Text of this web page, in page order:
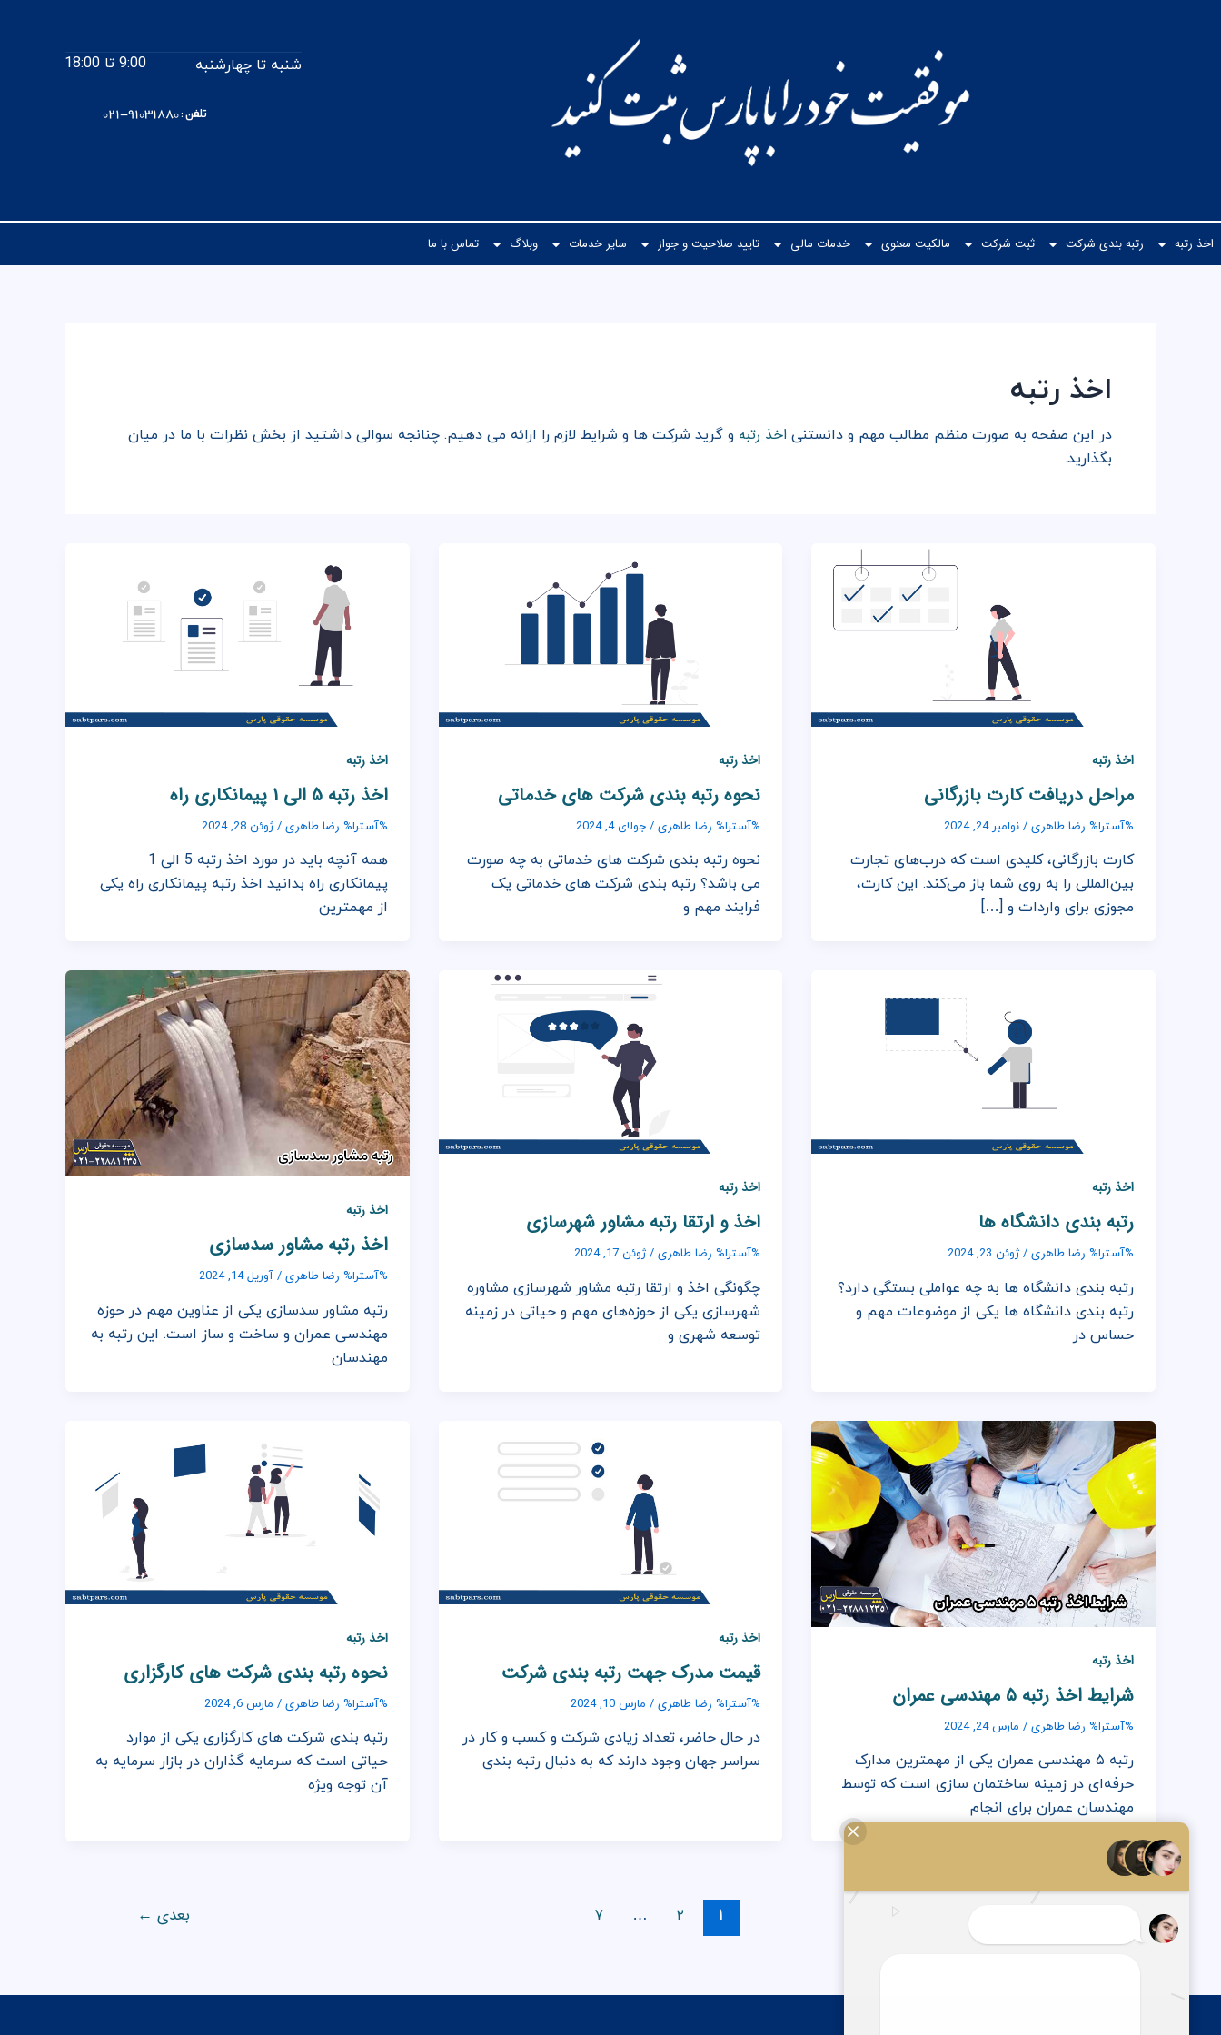
شنبه تا چهارشنبه 9:00 تا 18:00
تلفن : 91031880-021
اخذ رتبه رتبه بندی شرکت ثبت شرکت مالكیت معنوی خدمات مالی تایید صلاحیت و جواز سایر خدمات وبلاگ تماس با ما
اخذ رتبه
در این صفحه به صورت منظم مطالب مهم و دانستنی اخذ رتبه و گرید شرکت ها و شرایط لازم را ارائه می دهیم. چنانجه سوالی داشتید از بخش نظرات با ما در میان
بگذارید.
اخذ رتبه
مراحل دریافت کارت بازرگانی
%آسترا% رضا طاهری / نوامبر 24, 2024
کارت بازرگانی، کلیدی است که درب‌های تجارت
بین‌المللی را به روی شما باز می‌کند. این کارت،
مجوزی برای واردات و […]
اخذ رتبه
نحوه رتبه بندی شرکت های خدماتی
%آسترا% رضا طاهری / جولای 4, 2024
نحوه رتبه بندی شرکت های خدماتی به چه صورت
می باشد؟ رتبه بندی شرکت های خدماتی یک
فرایند مهم و
اخذ رتبه
اخذ رتبه 5 الی 1 پیمانکاری راه
%آسترا% رضا طاهری/ژوئن 28, 2024
همه آنچه باید در مورد اخذ رتبه 5 الی 1
پیمانکاری راه بدانید اخذ رتبه پیمانکاری راه یکی
از مهمترین
اخذ رتبه
رتبه بندی دانشگاه ها
%آسترا% رضا طاهری / ژوئن 23, 2024
رتبه بندی دانشگاه ها به چه عواملی بستگی دارد؟
رتبه بندی دانشگاه ها یکی از موضوعات مهم و
حساس در
اخذ رتبه
اخذ و ارتقا رتبه مشاور شهرسازی
%آسترا% رضا طاهری / ژوئن 17, 2024
چگونگی اخذ و ارتقا رتبه مشاور شهرسازی مشاوره
شهرسازی یکی از حوزه‌های مهم و حیاتی در زمینه
توسعه شهری و
اخذ رتبه
اخذ رتبه مشاور سدسازی
%آسترا% رضا طاهری/آوریل 14, 2024
رتبه مشاور سدسازی یکی از عناوین مهم در حوزه
مهندسی عمران و ساخت و ساز است. این رتبه به
مهندسان
اخذ رتبه
شرایط اخذ رتبه ۵ مهندسی عمران
%آسترا% رضا طاهری / مارس 24, 2024
رتبه ۵ مهندسی عمران یکی از مهمترین مدارک
حرفه‌ای در زمینه ساختمان سازی است که توسط
مهندسان عمران برای انجام
اخذ رتبه
قیمت مدرک جهت رتبه بندی شرکت
%آسترا% رضا طاهری / مارس 10, 2024
در حال حاضر، تعداد زیادی شرکت و کسب و کار در
سراسر جهان وجود دارند که به دنبال رتبه بندی
اخذ رتبه
نحوه رتبه بندی شرکت های کارگزاری
%آسترا% رضا طاهری/ مارس 6, 2024
رتبه بندی شرکت های کارگزاری یکی از موارد
حیاتی است که سرمایه گذاران در بازار سرمایه به
آن توجه ویژه
۱ ۲ … ۷ بعدی ←